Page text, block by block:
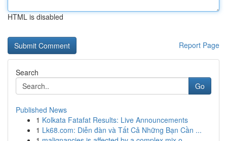
HTML is disabled
Report Page
Search
Go
Published News
1 Kolkata Fatafat Results: Live Announcements
1 Lk68.com: Diễn đàn và Tất Cả Những Bạn Cần ...